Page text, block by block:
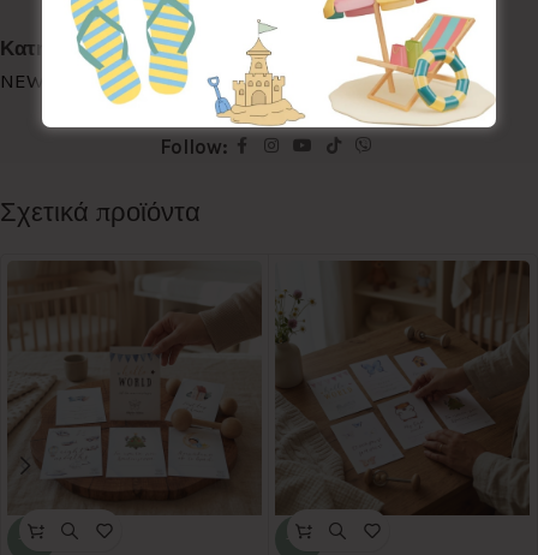
Κωδικός προϊόντος:NBSX-EG
Κατηγορίες: BABY SHOWER, NEWBORN SET MAXI,
NEWBORN SETS
Ετικέτα: Eucalytpus Green
Follow:
Σχετικά προϊόντα
-30% -30%